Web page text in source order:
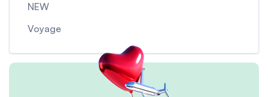
NEW
Voyage